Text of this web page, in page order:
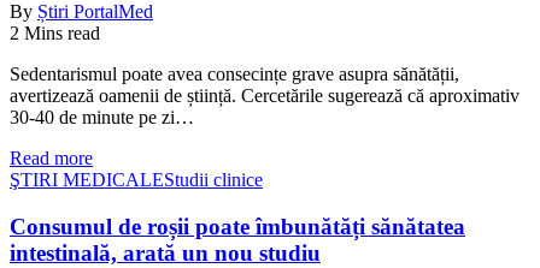
By Știri PortalMed
2 Mins read
Sedentarismul poate avea consecințe grave asupra sănătății,
avertizează oamenii de știință. Cercetările sugerează că aproximativ
30-40 de minute pe zi…
Read more
ŞTIRI MEDICALEStudii clinice
Consumul de roșii poate îmbunătăți sănătatea
intestinală, arată un nou studiu